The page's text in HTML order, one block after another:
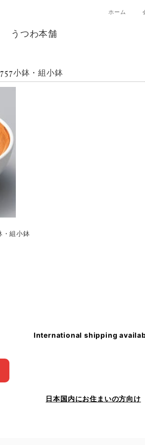
ホーム
うつわ本舗
小鉢・組小鉢
組小鉢
International shipping
日本国内にお住まいの方向け